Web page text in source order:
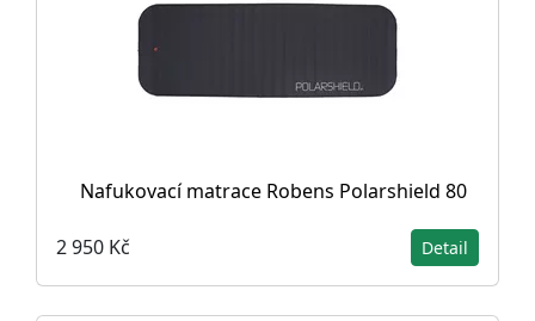
Nafukovací matrace Robens Polarshield 80
2 950 Kč Detail